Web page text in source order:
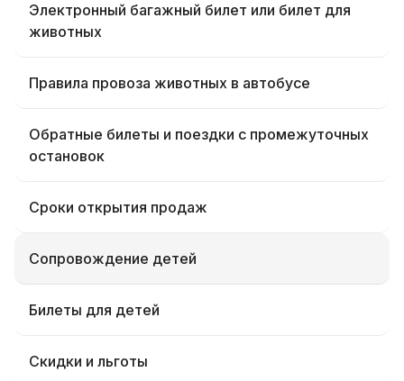
Электронный багажный билет или билет для
животных
Правила провоза животных в автобусе
Обратные билеты и поездки с промежуточных
остановок
Сроки открытия продаж
Сопровождение детей
Билеты для детей
Скидки и льготы